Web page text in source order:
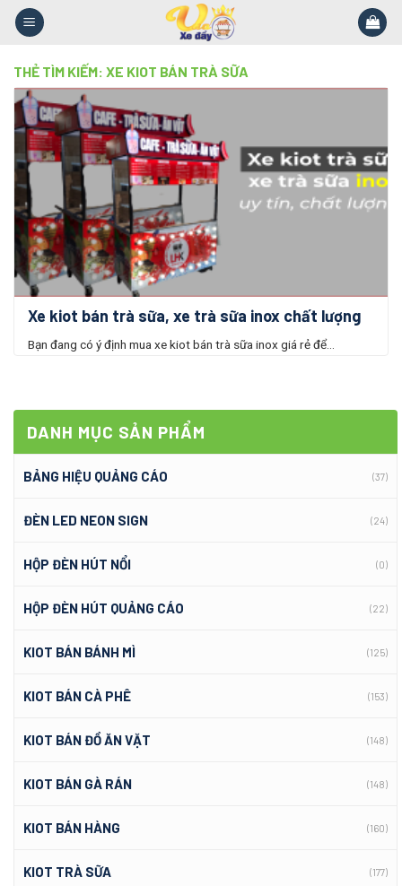
Skip
THẺ TÌM KIẾM: XE KIOT BÁN TRÀ SỮA
DANH MỤC SẢN PHẨM
BẢNG HIỆU QUẢNG CÁO (37)
ĐÈN LED NEON SIGN (24)
HỘP ĐÈN HÚT NỔI (0)
HỘP ĐÈN HÚT QUẢNG CÁO (22)
KIOT BÁN BÁNH MÌ (125)
KIOT BÁN CÀ PHÊ (153)
KIOT BÁN ĐỒ ĂN VẶT (148)
KIOT BÁN GÀ RÁN (148)
KIOT BÁN HÀNG (160)
KIOT TRÀ SỮA (177)
Xe kiot bán trà sữa, xe trà sữa inox chất lượng
Bạn đang có ý định mua xe kiot bán trà sữa inox giá rẻ để...